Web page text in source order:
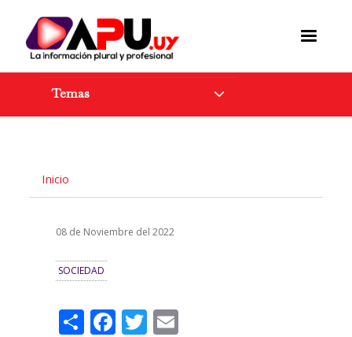
Temas
Inicio
08 de Noviembre del 2022
SOCIEDAD
ShareFacebook
Twitter